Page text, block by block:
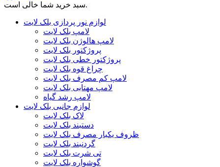
سبد خرید شما خالی است.
لوازم نور پردازی بلک لایت
لامپ بلک لایت
لامپ هالوژن بلک لایت
پروژکتور بلک لایت
پروژکتور خطی بلک لایت
چراغ قوه بلک لایت
لامپ کم مصرف بلک لایت
لامپ مهتابی بلک لایت
لامپ رشد گیاه
لوازم جانبی بلک لایت
لاک بلک لایت
دستبند بلک لایت
ظروف یکبار مصرف بلک لایت
گردنبند بلک لایت
تی شرت بلک لایت
گوشواره بلک لایت